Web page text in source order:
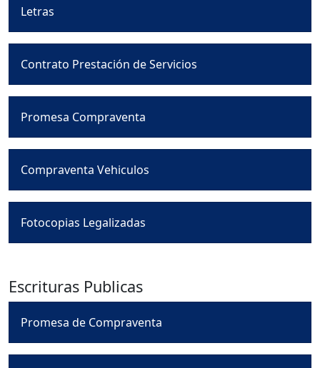
Letras
Contrato Prestación de Servicios
Promesa Compraventa
Compraventa Vehiculos
Fotocopias Legalizadas
Escrituras Publicas
Promesa de Compraventa